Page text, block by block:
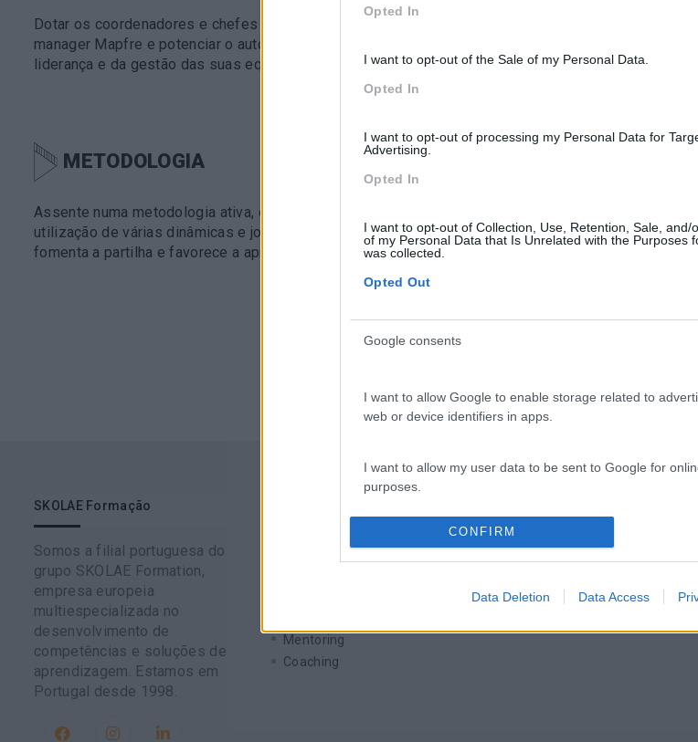
Opted In
I want to opt-out of the Sale of my Personal Data.
Opted In
I want to opt-out of processing my Personal Data for
Advertising.
Opted In
I want to opt-out of Collection, Use, Retention, Sale, and/
of my Personal Data that Is Unrelated with the Purposes
was collected.
Opted Out
Google consents
I want to allow Google to enable storage related to
web or device identifiers in apps.
I want to allow my user data to be sent to Google for
purposes.
I want to allow Google to send me personalized
I want to allow Google to enable storage related to
CONFIRM
Data Deletion Data Access
Dotar os coordenadores e chefes de serviço das competências chave de um
manager Mapfre e potenciar o autoconhecimento destas pessoas no âmbito da
liderança e da gestão das suas equipas.
atitudes
suas
equipa e
METODOLOGIA
Assente numa metodologia ativa, dinâmica e participativa que, através da
utilização de várias dinâmicas e jogos pedagógicos, promove a descoberta,
fomenta a partilha e favorece a aprendizagem informal.
Melhoria
SKOLAE Formação
Somos a filial portuguesa do
grupo SKOLAE Formation,
empresa europeia
multiespecializada no
desenvolvimento de
competências e soluções de
aprendizagem. Estamos em
Portugal desde 1998.
Mentoring
Coaching
Quem somos
Missão, Visão e Valores